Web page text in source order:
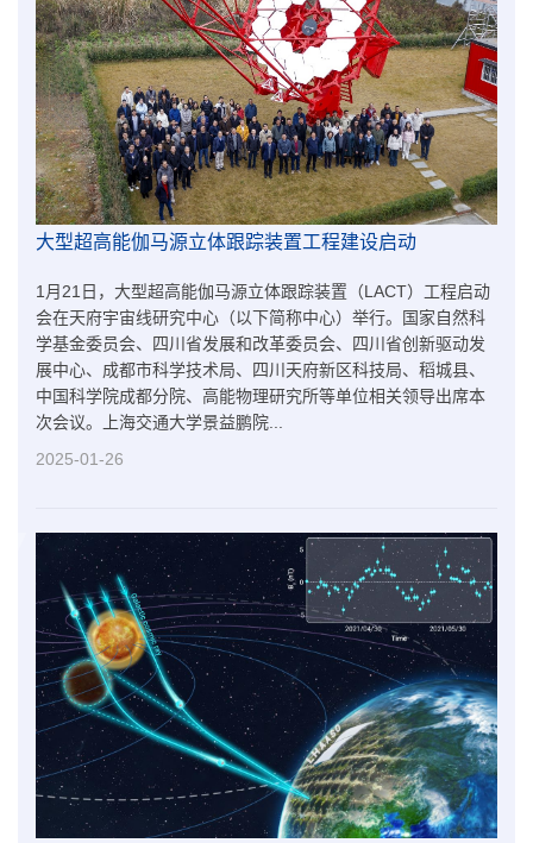
大型超高能伽马源立体跟踪装置工程建设启动​
1月21日，大型超高能伽马源立体跟踪装置（LACT）工程启动
会在天府宇宙线研究中心（以下简称中心）举行。国家自然科
学基金委员会、四川省发展和改革委员会、四川省创新驱动发
展中心、成都市科学技术局、四川天府新区科技局、稻城县、
中国科学院成都分院、高能物理研究所等单位相关领导出席本
次会议。上海交通大学景益鹏院...
2025-01-26